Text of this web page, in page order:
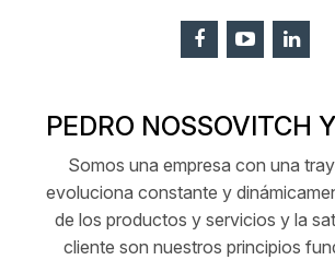
PEDRO NOSSOVITCH
Somos una empresa con una
evoluciona constante y
de los productos y servicios y la
cliente son nuestros principios